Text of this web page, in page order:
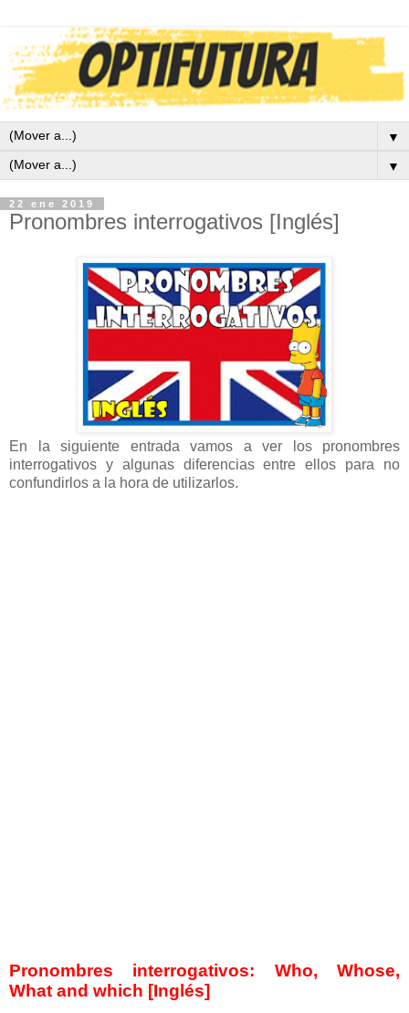
▼
▼
22 ene 2019
Pronombres interrogativos [Inglés]
En la siguiente entrada vamos a ver los pronombres
interrogativos y algunas diferencias entre ellos para no
confundirlos a la hora de utilizarlos.
Pronombres interrogativos: Who, Whose,
What and which [Inglés]